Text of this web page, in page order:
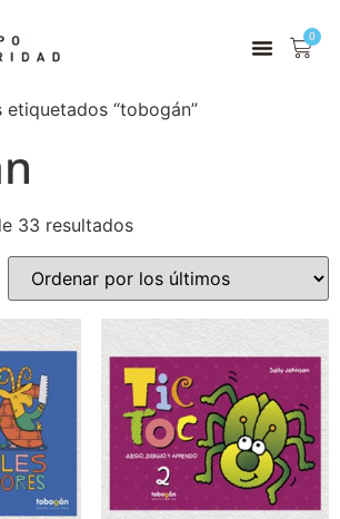
0
“tobogán”
33 resultados